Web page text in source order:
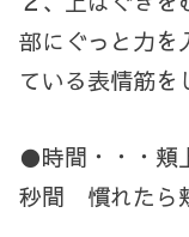
部にぐっと力を
ている表情筋を
●時間・・・頬
秒間 慣れたら